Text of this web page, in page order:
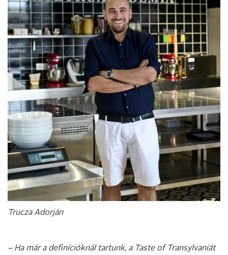
Trucza Adorján
– Ha már a definícióknál tartunk, a Taste of Transylvaniát